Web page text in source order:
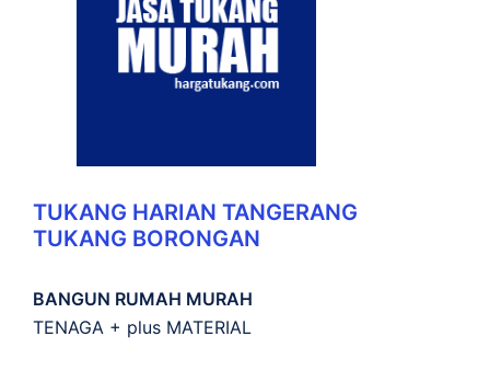
TUKANG HARIAN TANGERANG
TUKANG BORONGAN
BANGUN RUMAH MURAH
TENAGA + plus MATERIAL